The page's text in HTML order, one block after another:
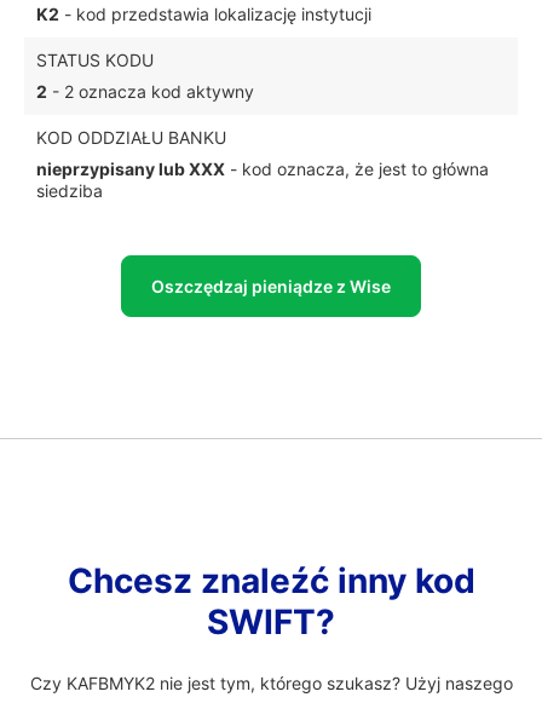
K2 - kod przedstawia lokalizację instytucji
STATUS KODU
2 - 2 oznacza kod aktywny
KOD ODDZIAŁU BANKU
nieprzypisany lub XXX - kod oznacza, że jest to główna
siedziba
Oszczędzaj pieniądze z Wise
Chcesz znaleźć inny kod
SWIFT?
Czy KAFBMYK2 nie jest tym, którego szukasz? Użyj naszego